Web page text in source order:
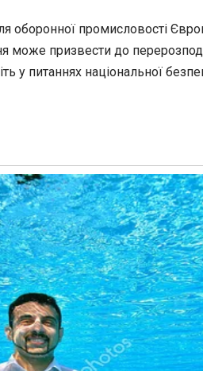
оборонної промисловості
призвести до
у питаннях національної